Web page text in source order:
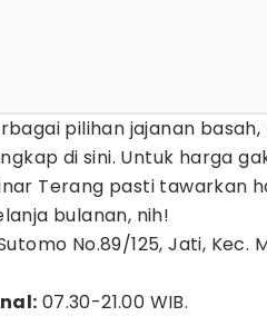
pilihan jajanan
di sini. Untuk harga
Terang pasti tawarkan
bulanan, nih!
No.89/125, Jati, Kec.
07.30-21.00 WIB.